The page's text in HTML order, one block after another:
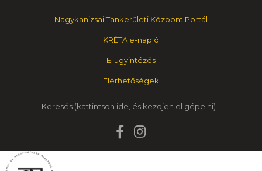
Nagykanizsai Tankerületi Központ Portál
KRÉTA e-napló
E-ügyintézés
Elérhetőségek
Keresés